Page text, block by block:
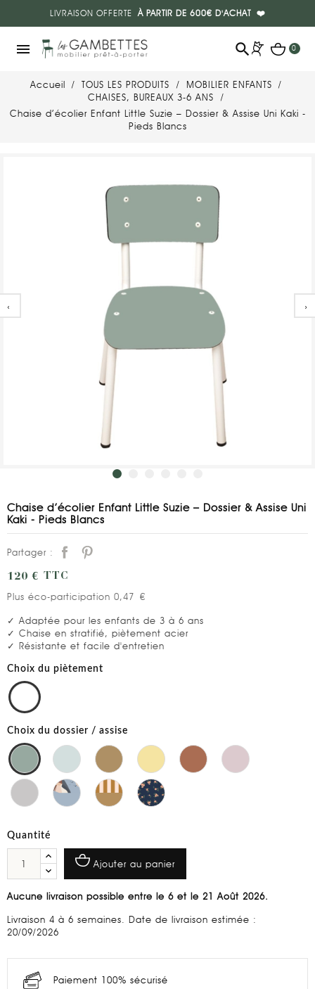
LIVRAISON OFFERTEÀ PARTIR DE 600€ D'ACHAT ❤️
menu search 0
Accueil TOUS LES PRODUITS
MOBILIER ENFANTS
CHAISES, BUREAUX 3-6 ANS
Chaise d’écolier Enfant Little Suzie – Dossier & Assise Uni Kaki -
Pieds Blancs
‹ ›
Chaise d’écolier Enfant Little Suzie – Dossier & Assise Uni
Kaki - Pieds Blancs
Partager :
120 € TTC
Plus éco-participation 0,47 €
✓ Adaptée pour les enfants de 3 à 6 ans
✓ Chaise en stratifié, piètement acier
✓ Résistante et facile d'entretien
Choix du piètement
Choix du dossier / assise
Quantité
Ajouter au panier
Aucune livraison possible entre le 6 et le 21 Août 2026.
Livraison 4 à 6 semaines. Date de livraison estimée :
20/09/2026
Paiement 100% sécurisé